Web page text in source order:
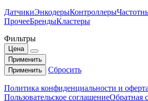
ДатчикиЭнкодерыКонтроллеры
ПрочееБрендыКластеры
Фильтры
Цена
Применить
Применить
Сбросить
Политика конфиденциальности и оферта
Пользовательское соглашениеОбратная